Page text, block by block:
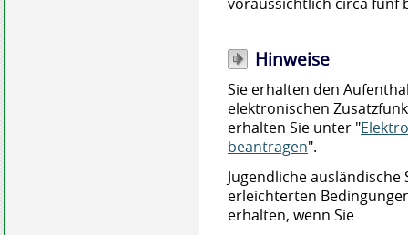
Hinweise
Sie erhalten den
elektronischen
erhalten Sie unter "
beantragen".
Jugendliche
erleichterten
erhalten, wenn Sie